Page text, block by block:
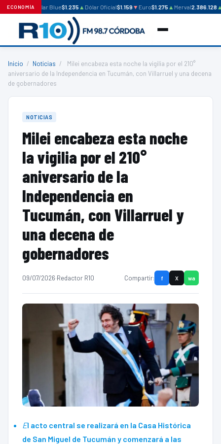
ECONOMÍADólar Blue$1.235▲ Dólar Oficial$1.159▼Euro$1.275▲ Merval2.386.128▲
Inicio / Noticias /
Milei encabeza esta noche la vigilia por el 210°
aniversario de la Independencia en Tucumán, con Villarruel y una decena
de gobernadores
NOTICIAS
Milei encabeza esta noche
la vigilia por el 210°
aniversario de la
Independencia en
Tucumán, con Villarruel y
una decena de
gobernadores
09/07/2026·Redactor R10 Compartir: f X wa
El acto central se realizará en la Casa Histórica
de San Miguel de Tucumán y comenzará a las